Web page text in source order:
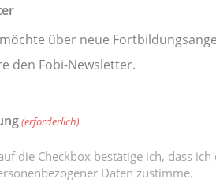
über neue
den Fobi-Newsletter.
(erforderlich)
die Checkbox bestätige ich, dass ich
Daten zustimme.